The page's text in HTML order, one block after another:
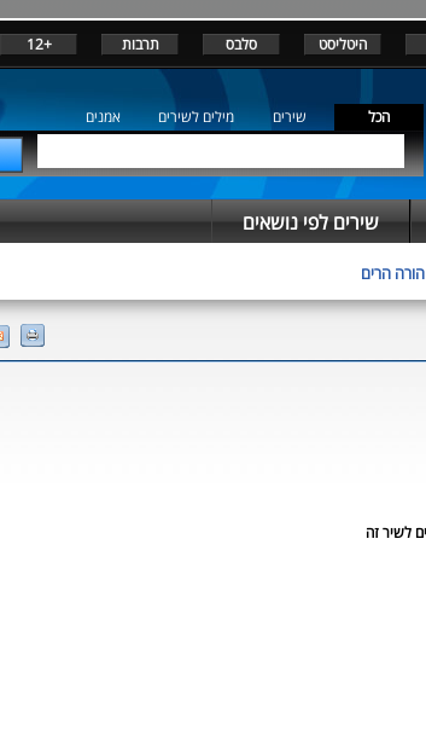
היטליסט סלבס תרבות +12
הכל שירים מילים לשירים אמנים
שירים לפי נושאים
הורה הרים